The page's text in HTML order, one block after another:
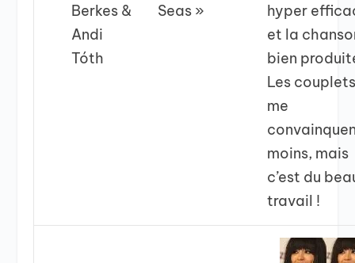
Berkes &
Andi
Tóth
Seas »
hyper
et la
bien
Les couplets
me
moins, mais
c’est du
travail !